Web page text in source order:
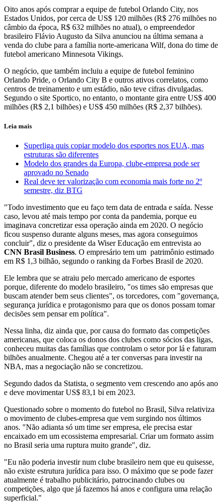
Oito anos após comprar a equipe de futebol Orlando City, nos
Estados Unidos, por cerca de US$ 120 milhões (R$ 276 milhões no
câmbio da época, R$ 632 milhões no atual), o empreendedor
brasileiro Flávio Augusto da Silva anunciou na última semana a
venda do clube para a família norte-americana Wilf, dona do time de
futebol americano Minnesota Vikings.
O negócio, que também incluiu a equipe de futebol feminino
Orlando Pride, o Orlando City B e outros ativos correlatos, como
centros de treinamento e um estádio, não teve cifras divulgadas.
Segundo o site Sportico, no entanto, o montante gira entre US$ 400
milhões (R$ 2,1 bilhões) e US$ 450 milhões (R$ 2,37 bilhões).
Leia mais
Superliga quis copiar modelo dos esportes nos EUA, mas
estruturas são diferentes
Modelo dos grandes da Europa, clube-empresa pode ser
aprovado no Senado
Real deve ter valorização com economia mais forte no 2º
semestre, diz BTG
"Todo investimento que eu faço tem data de entrada e saída. Nesse
caso, levou até mais tempo por conta da pandemia, porque eu
imaginava concretizar essa operação ainda em 2020. O negócio
ficou suspenso durante alguns meses, mas agora conseguimos
concluir", diz o presidente da Wiser Educação em entrevista ao
CNN Brasil Business. O empresário tem um patrimônio estimado
em R$ 1,3 bilhão, segundo o ranking da Forbes Brasil de 2020.
Ele lembra que se atraiu pelo mercado americano de esportes
porque, diferente do modelo brasileiro, "os times são empresas que
buscam atender bem seus clientes", os torcedores, com "governança,
segurança jurídica e protagonismo para que os donos possam tomar
decisões sem pensar em política".
Nessa linha, diz ainda que, por causa do formato das competições
americanas, que coloca os donos dos clubes como sócios das ligas,
conheceu muitas das famílias que controlam o setor por lá e faturam
bilhões anualmente. Chegou até a ter conversas para investir na
NBA, mas a negociação não se concretizou.
Segundo dados da Statista, o segmento vem crescendo ano após ano
e deve movimentar US$ 83,1 bi em 2023.
Questionado sobre o momento do futebol no Brasil, Silva relativiza
o movimento de clubes-empresa que vem surgindo nos últimos
anos. "Não adianta só um time ser empresa, ele precisa estar
encaixado em um ecossistema empresarial. Criar um formato assim
no Brasil seria uma ruptura muito grande", diz.
"Eu não poderia investir num clube brasileiro nem que eu quisesse,
não existe estrutura jurídica para isso. O máximo que se pode fazer
atualmente é trabalho publicitário, patrocinando clubes ou
competições, algo que já fazemos há anos e configura uma relação
superficial."